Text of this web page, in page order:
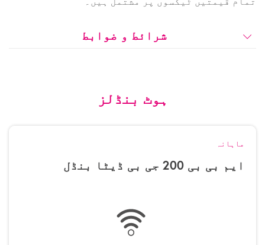
شرائط و ضوابط
ہوٹ بنڈلز
ماہانہ
ایم بی بی 200 جی بی ڈیٹا بنڈل